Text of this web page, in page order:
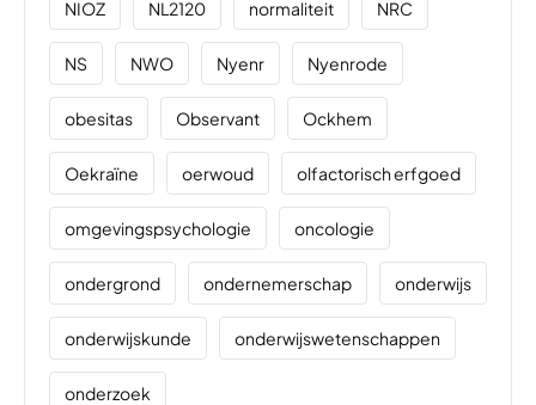
NIOZ NL2120 normaliteit NRC
NS NWO Nyenr Nyenrode
obesitas Observant Ockhem
Oekraïne oerwoud olfactorisch erfgoed
omgevingspsychologie oncologie
ondergrond ondernemerschap onderwijs
onderwijskunde onderwijswetenschappen
onderzoek